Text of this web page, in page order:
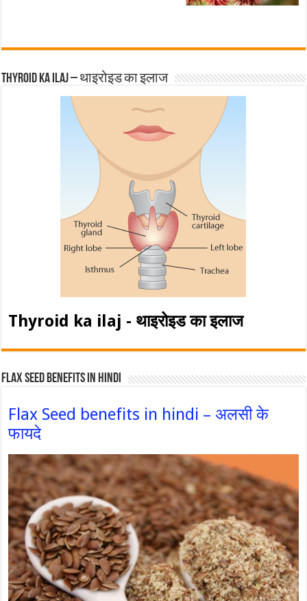
Thyroid ka ilaj – थाइरोइड का इलाज
Thyroid ka ilaj - थाइरोइड का इलाज
Flax Seed Benefits in hindi
Flax Seed benefits in hindi – अलसी के
फायदे